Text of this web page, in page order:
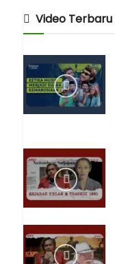
Video Terbaru